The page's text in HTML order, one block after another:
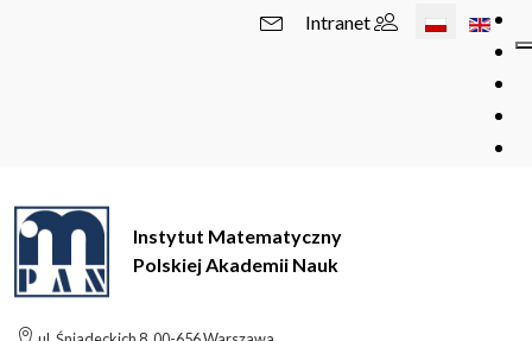
Wybierz swój
Intranet
Instytut Matematyczny
Polskiej Akademii Nauk